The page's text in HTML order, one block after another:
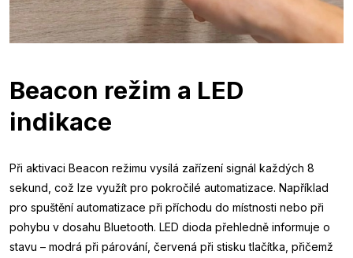
Beacon režim a LED
indikace
Při aktivaci Beacon režimu vysílá zařízení signál každých 8
sekund, což lze využít pro pokročilé automatizace. Například
pro spuštění automatizace při příchodu do místnosti nebo při
pohybu v dosahu Bluetooth. LED dioda přehledně informuje o
stavu – modrá při párování, červená při stisku tlačítka, přičemž